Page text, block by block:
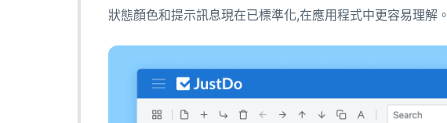
狀態顏色和提示訊息現在已標準化,在應用程式中更容易理解。